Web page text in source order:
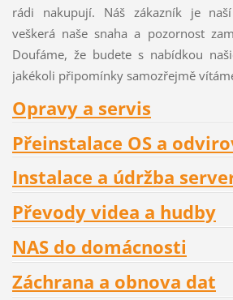
rádi nakupují. Náš zákazník je
veškerá naše snaha a pozornost
Doufáme, že budete s nabídkou
jakékoli připomínky samozřejmě
Opravy a servis
Přeinstalace OS a
Instalace a údržba
Převody videa a hudby
NAS do domácnosti
Záchrana a obnova dat